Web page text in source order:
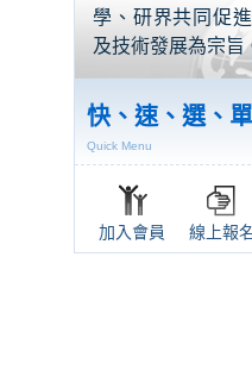
學、研界共同促
及技術發展為宗旨
快、速、選、單
Quick Menu
加入會員 線上報